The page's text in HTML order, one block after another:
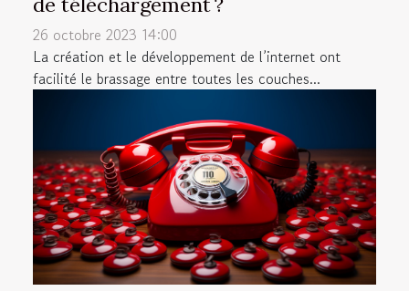
26 octobre 2023 14:00
La création et le développement de l’internet ont
facilité le brassage entre toutes les couches...